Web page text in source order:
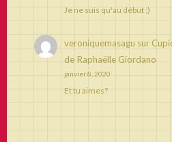
Je ne suis qu'au début ;)
veroniquemasagu sur
de Raphaëlle Giordano
janvier 8, 2020
Et tu aimes?